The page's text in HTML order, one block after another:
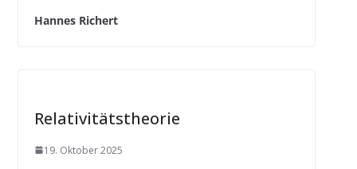
Hannes Richert
Relativitätstheorie
19. Oktober 2025